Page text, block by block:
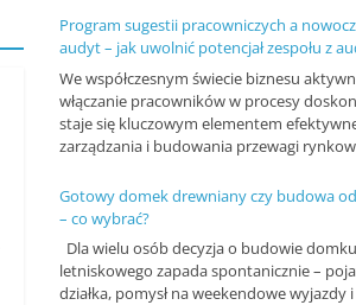
konferencje
Program sugestii pracowniczych a
audyt – jak uwolnić potencjał zespołu z
We współczesnym świecie biznesu
włączanie pracowników w procesy
staje się kluczowym elementem
zarządzania i budowania przewagi
Gotowy domek drewniany czy budowa
– co wybrać?
Dla wielu osób decyzja o budowie domku
letniskowego zapada spontanicznie –
działka, pomysł na weekendowe wyjazdy i